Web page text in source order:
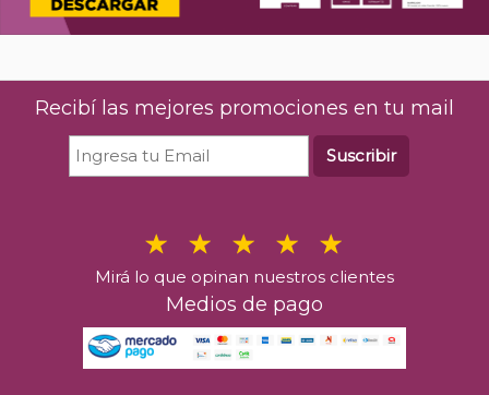
Recibí las mejores promociones en tu mail
Suscribir
Mirá lo que opinan nuestros clientes
Medios de pago